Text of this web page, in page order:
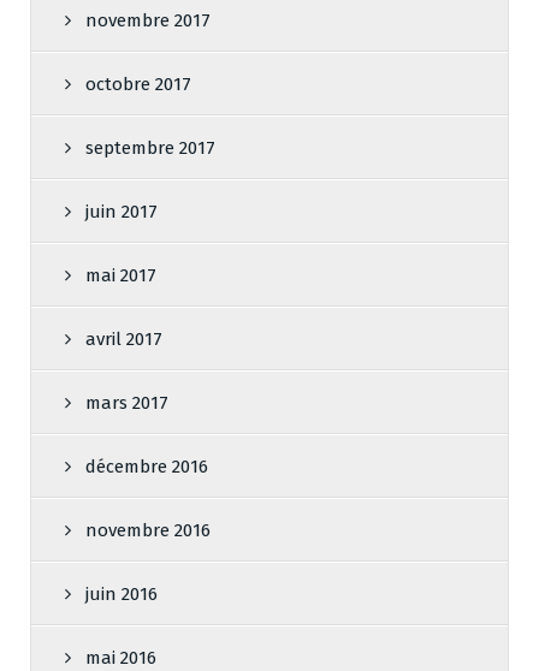
novembre 2017
octobre 2017
septembre 2017
juin 2017
mai 2017
avril 2017
mars 2017
décembre 2016
novembre 2016
juin 2016
mai 2016